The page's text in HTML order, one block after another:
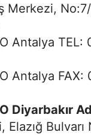
Merkezi,
Antalya
Antalya
Diyarbakır
Elazığ Bulvarı